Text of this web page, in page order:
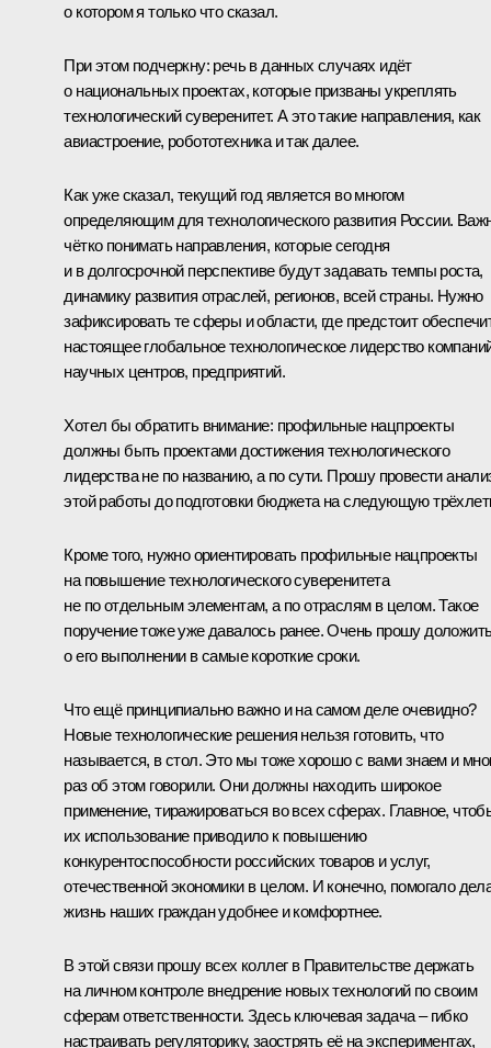
о котором я только что сказал.
При этом подчеркну: речь в данных случаях идёт
о национальных проектах, которые призваны укреплять
технологический суверенитет. А это такие направления, как
авиастроение, робототехника и так далее.
Как уже сказал, текущий год является во многом
определяющим для технологического развития России.
чётко понимать направления, которые сегодня
и в долгосрочной перспективе будут задавать темпы роста,
динамику развития отраслей, регионов, всей страны. Нужно
зафиксировать те сферы и области, где предстоит
настоящее глобальное технологическое лидерство
научных центров, предприятий.
Хотел бы обратить внимание: профильные нацпроекты
должны быть проектами достижения технологического
лидерства не по названию, а по сути. Прошу провести
этой работы до подготовки бюджета на следующую
Кроме того, нужно ориентировать профильные нацпроекты
на повышение технологического суверенитета
не по отдельным элементам, а по отраслям в целом. Такое
поручение тоже уже давалось ранее. Очень прошу
о его выполнении в самые короткие сроки.
Что ещё принципиально важно и на самом деле очевидно?
Новые технологические решения нельзя готовить, что
называется, в стол. Это мы тоже хорошо с вами знаем и
раз об этом говорили. Они должны находить широкое
применение, тиражироваться во всех сферах. Главное,
их использование приводило к повышению
конкурентоспособности российских товаров и услуг,
отечественной экономики в целом. И конечно, помогало
жизнь наших граждан удобнее и комфортнее.
В этой связи прошу всех коллег в Правительстве держать
на личном контроле внедрение новых технологий по своим
сферам ответственности. Здесь ключевая задача – гибко
настраивать регуляторику, заострять её на экспериментах,